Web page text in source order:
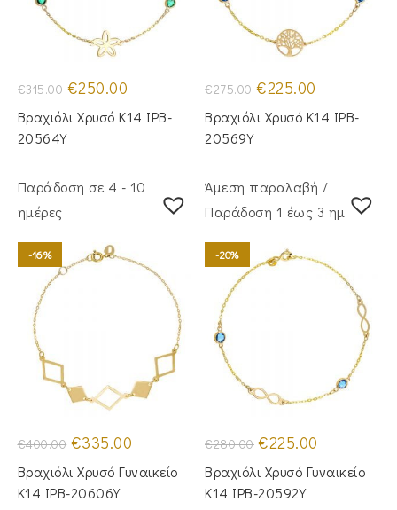
€315.00 Original
price
was:
€315.00.
€250.00
τιμή
είναι:
Βραχιόλι Χρυσό Κ14 IPB-
20564Y
€275.00 Original
price
was:
€275.00.
€225.00
τιμή
είναι:
Βραχιόλι Χρυσό Κ14 IPB-
20569Y
Παράδοση σε 4 - 10
ημέρες
-16%
€400.00 Original
price
was:
€400.00.
€335.00
είναι:
Βραχιόλι Χρυσό Γυναικείο
Κ14 IPB-20606Y
Άμεση παραλαβή /
Παράδoση 1 έως 3 ημέρες
-20%
€280.00 Original
price
was:
€280.00.
€225.00
είναι:
Βραχιόλι Χρυσό Γυναικείο
Κ14 IPB-20592Y